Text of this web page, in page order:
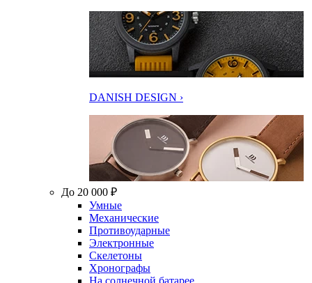
DANISH DESIGN ›
До 20 000 ₽
Умные
Механические
Противоударные
Электронные
Скелетоны
Хронографы
На солнечной батарее